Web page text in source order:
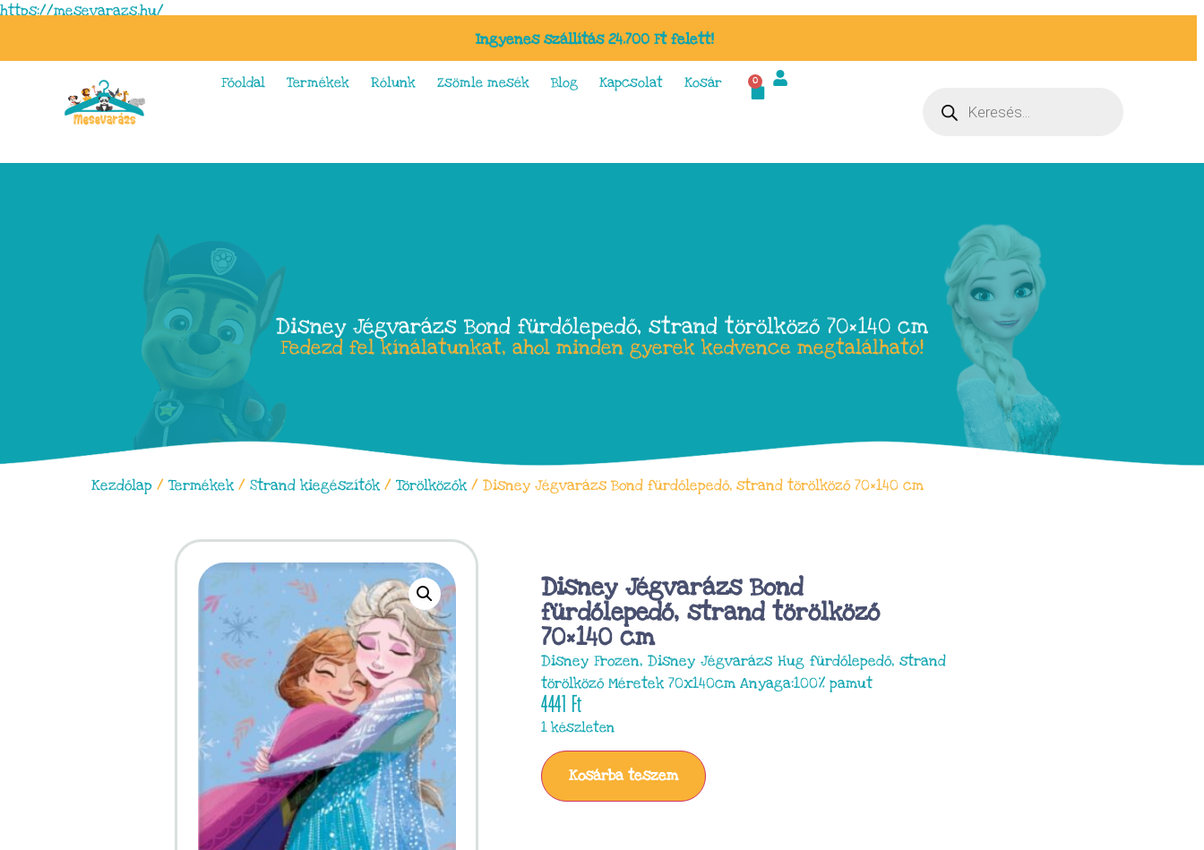
https://mesevarazs.hu/
Ingyenes szállítás 24.700 Ft felett!
Főoldal Termékek Rólunk Zsömle mesék Blog Kapcsolat Kosár 0
Disney Jégvarázs Bond fürdőlepedő, strand törölköző 70×140 cm
Fedezd fel kínálatunkat, ahol minden gyerek kedvence megtalálható!
Kezdőlap / Termékek / Strand kiegészítők / Törölközők / Disney Jégvarázs Bond fürdőlepedő, strand törölköző 70×140 cm
Disney Jégvarázs Bond
fürdőlepedő, strand törölköző
70×140 cm
Disney Frozen, Disney Jégvarázs Hug fürdőlepedő, strand
törölköző Méretek 70x140cm Anyaga:100% pamut
4441 Ft
1 készleten
Kosárba teszem